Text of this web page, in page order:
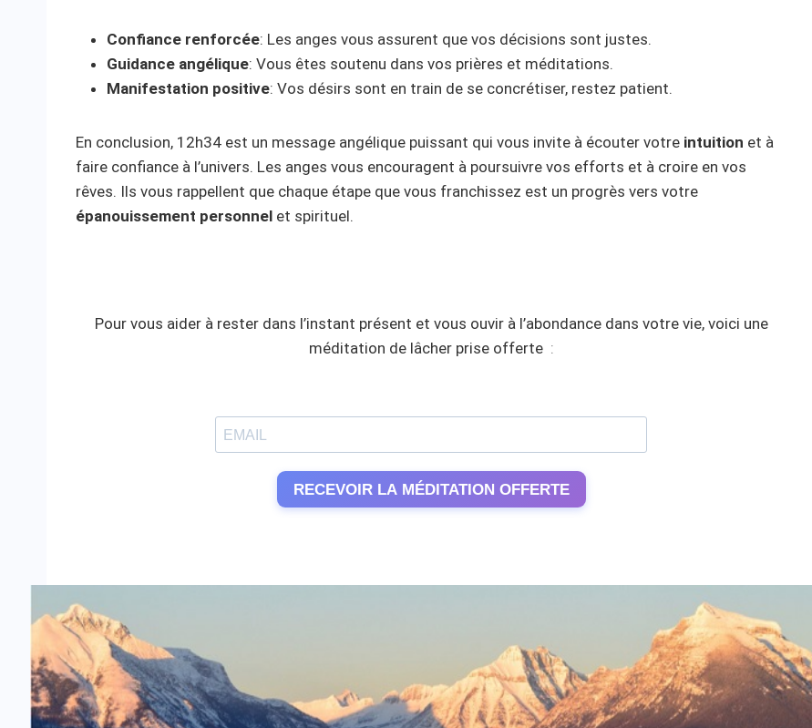
Confiance renforcée: Les anges vous assurent que vos décisions sont justes.
Guidance angélique: Vous êtes soutenu dans vos prières et méditations.
Manifestation positive: Vos désirs sont en train de se concrétiser, restez patient.
En conclusion, 12h34 est un message angélique puissant qui vous invite à écouter votre intuition et à
faire confiance à l’univers. Les anges vous encouragent à poursuivre vos efforts et à croire en vos
rêves. Ils vous rappellent que chaque étape que vous franchissez est un progrès vers votre
épanouissement personnel et spirituel.
Pour vous aider à rester dans l’instant présent et vous ouvir à l’abondance dans votre vie, voici une
méditation de lâcher prise offerte :
RECEVOIR LA MÉDITATION OFFERTE